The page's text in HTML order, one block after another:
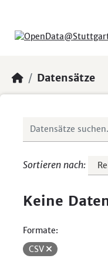
Datensätze
Sortieren nach
Keine
Formate:
CSV